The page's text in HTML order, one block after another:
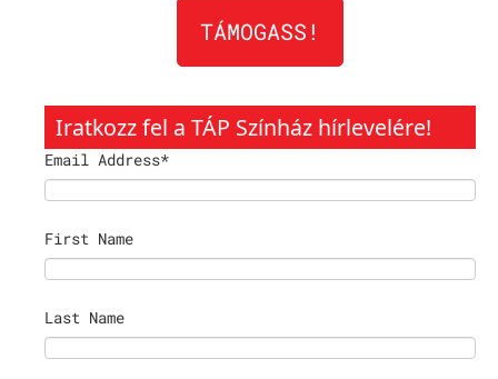
TÁMOGASS!
Iratkozz fel a TÁP Színház hírlevelére!
Email Address*
First Name
Last Name